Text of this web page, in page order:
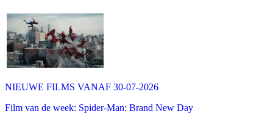
NIEUWE FILMS VANAF 30-07-2026
Film van de week: Spider-Man: Brand New Day